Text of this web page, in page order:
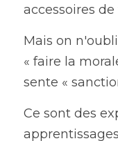
accessoires
Mais on
« faire la
sente «
Ce sont des